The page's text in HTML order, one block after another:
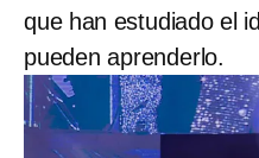
que han estudiado el
pueden aprenderlo.